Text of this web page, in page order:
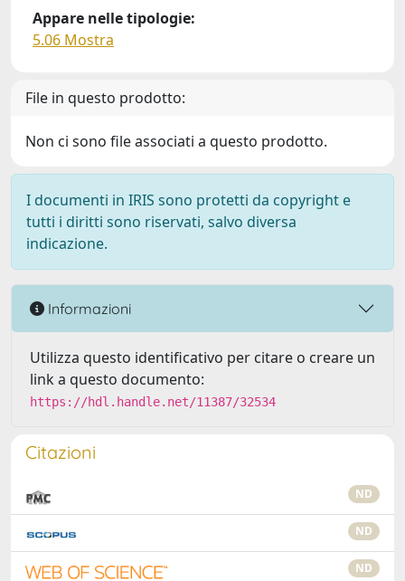
Appare nelle tipologie:
5.06 Mostra
File in questo prodotto:
Non ci sono file associati a questo prodotto.
I documenti in IRIS sono protetti da copyright e
tutti i diritti sono riservati, salvo diversa
indicazione.
Informazioni
Utilizza questo identificativo per citare o creare un
link a questo documento:
https://hdl.handle.net/11387/32534
Citazioni
ND
ND
ND